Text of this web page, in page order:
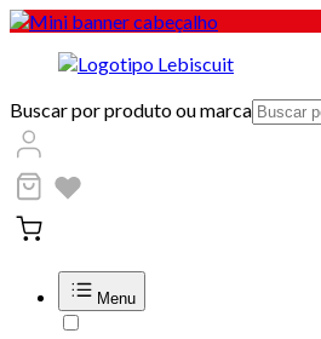
Buscar por produto ou marca
Menu